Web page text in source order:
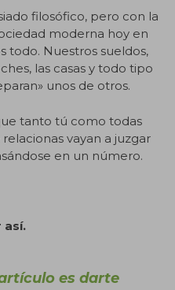
filosófico, pero con la
moderna hoy en
todo. Nuestros sueldos,
las casas y todo tipo
unos de otros.
tanto tú como todas
vayan a juzgar
en un número.
así.
es darte